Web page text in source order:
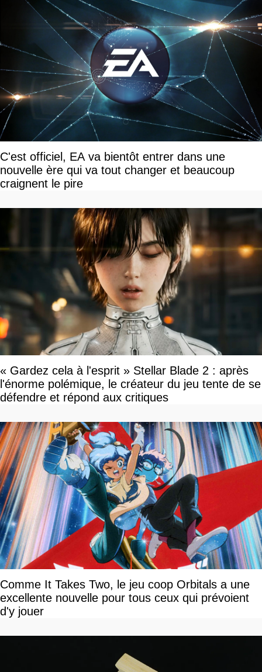
C'est officiel, EA va bientôt entrer dans une
nouvelle ère qui va tout changer et beaucoup
craignent le pire
« Gardez cela à l'esprit » Stellar Blade 2 : après
l'énorme polémique, le créateur du jeu tente de se
défendre et répond aux critiques
Comme It Takes Two, le jeu coop Orbitals a une
excellente nouvelle pour tous ceux qui prévoient
d'y jouer